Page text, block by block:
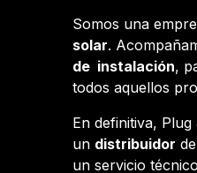
Somos una
solar.
de instalación,
todos aquellos
En definitiva,
un distribuidor de
un servicio